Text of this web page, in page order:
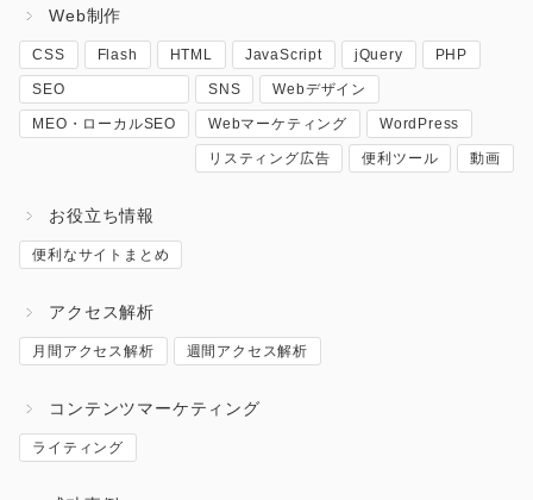
Web制作
CSS Flash HTML JavaScript jQuery PHP
SEO
MEO・ローカルSEO
SNS Webデザイン
Webマーケティング WordPress
リスティング広告 便利ツール 動画
お役立ち情報
便利なサイトまとめ
アクセス解析
月間アクセス解析 週間アクセス解析
コンテンツマーケティング
ライティング